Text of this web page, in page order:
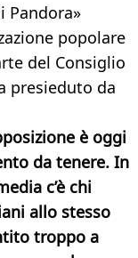
Pandora»
popolare
del Consiglio
presieduto da
è oggi
da tenere. In
c’è chi
allo stesso
troppo a